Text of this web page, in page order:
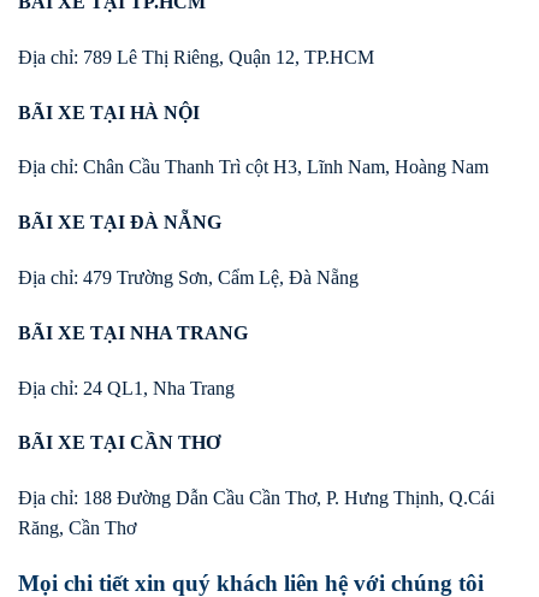
Địa chỉ: 789 Lê Thị Riêng, Quận 12, TP.HCM
BÃI XE TẠI HÀ NỘI
Địa chỉ: Chân Cầu Thanh Trì cột H3, Lĩnh Nam, Hoàng Nam
BÃI XE TẠI ĐÀ NẴNG
Địa chỉ: 479 Trường Sơn, Cẩm Lệ, Đà Nẵng
BÃI XE TẠI NHA TRANG
Địa chỉ: 24 QL1, Nha Trang
BÃI XE TẠI CẦN THƠ
Địa chỉ: 188 Đường Dẫn Cầu Cần Thơ, P. Hưng Thịnh, Q.Cái
Răng, Cần Thơ
Mọi chi tiết xin quý khách liên hệ với chúng tôi